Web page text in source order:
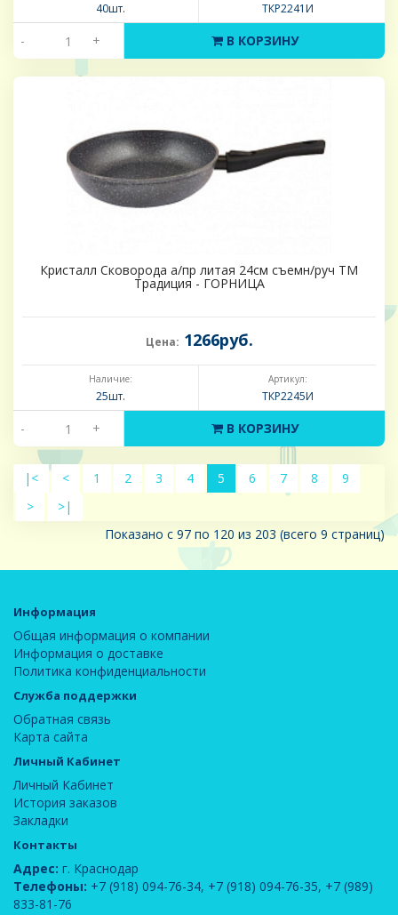
40шт. ТКР2241И
- + В КОРЗИНУ
Кристалл Сковорода а/пр литая 24см съемн/руч ТМ
Традиция - ГОРНИЦА
Цена: 1266руб.
Наличие:
25шт.
Артикул:
ТКР2245И
- + В КОРЗИНУ
|< < 1 2 3 4 5 6 7 8
9
>
>|
Показано с 97 по 120 из 203 (всего 9 страниц)
Информация
Общая информация о компании
Информация о доставке
Политика конфиденциальности
Служба поддержки
Обратная связь
Карта сайта
Личный Кабинет
Личный Кабинет
История заказов
Закладки
Контакты
Адрес: г. Краснодар
Телефоны: +7 (918) 094-76-34, +7 (918) 094-76-35, +7 (989)
833-81-76